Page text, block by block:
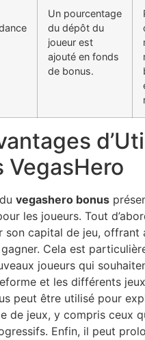
Un pourcentage
du dépôt du
joueur est
ajouté en fonds
de bonus.
VegasHero
vegashero bonus
les joueurs. Tout
son capital de jeu, offrant
Cela est
joueurs qui
et les différents
peut être utilisé pour
de jeux, y compris ceux
Enfin, il peut